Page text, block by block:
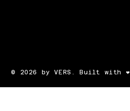
© 2026 by VERS. Built with ❤️